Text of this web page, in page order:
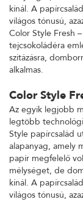
kínál. A
világos tónusú,
Color Style Fresh
tejcsokoládéra
szitázásra,
alkalmas.
Color Style
Az egyik legjobb
legtöbb
Style papírcsalád
alapanyag, amely
papír megfelelő
mélységet, de
kínál. A
világos tónusú,